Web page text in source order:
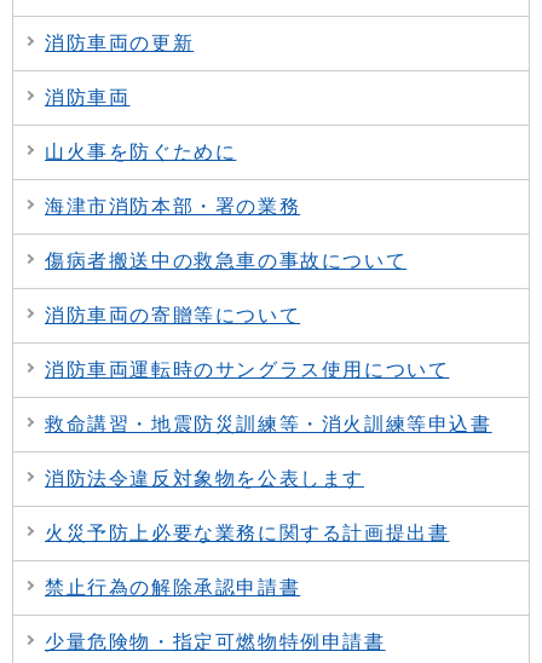
消防車両の更新
消防車両
山火事を防ぐために
海津市消防本部・署の業務
傷病者搬送中の救急車の事故について
消防車両の寄贈等について
消防車両運転時のサングラス使用について
救命講習・地震防災訓練等・消火訓練等申込書
消防法令違反対象物を公表します
火災予防上必要な業務に関する計画提出書
禁止行為の解除承認申請書
少量危険物・指定可燃物特例申請書